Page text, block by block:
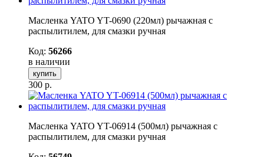
Масленка YATO YT-0690 (220мл) рычажная с
распылитилем, для смазки ручная
Код: 56266
в наличии
купить
300 р.
Масленка YATO YT-06914 (500мл) рычажная с
распылитилем, для смазки ручная